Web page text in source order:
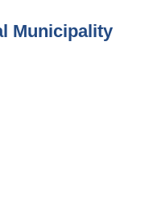
Municipality